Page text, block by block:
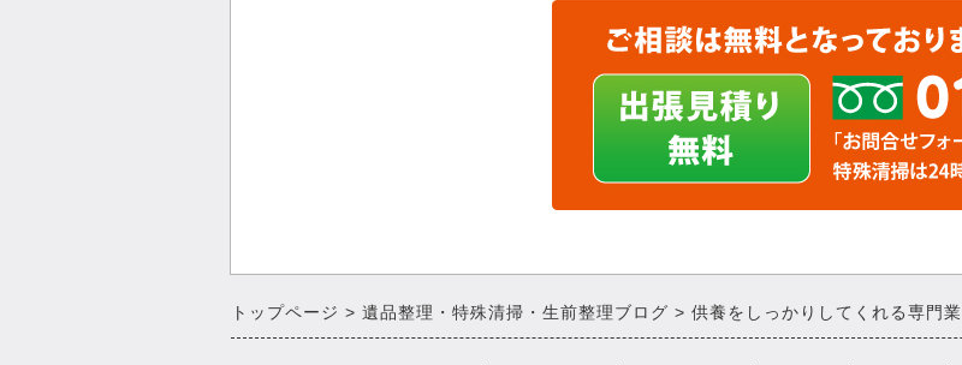
トップページ 遺品整理・特殊清掃・生前整理ブログ 供養をしっかりしてくれる専門